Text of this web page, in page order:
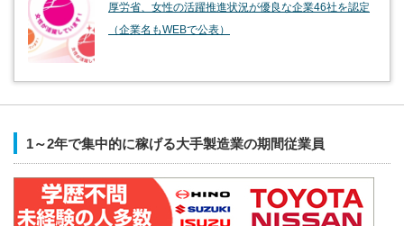
厚労省、女性の活躍推進状況が優良な企業46社を認定
（企業名もWEBで公表）
1～2年で集中的に稼げる大手製造業の期間従業員